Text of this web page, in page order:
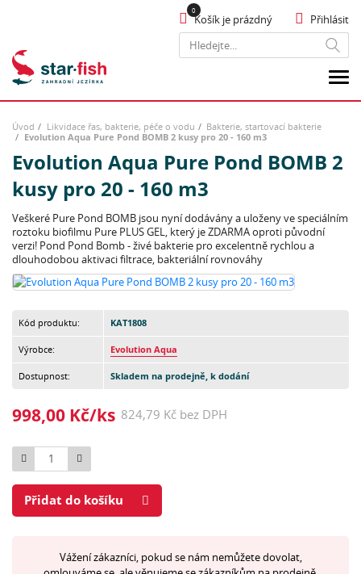
Hledat
Přihlásit
Košík je prázdný
Úvod Likvidace řas, bakterie, péče o vodu
Bakterie, startovací bakterie
Evolution Aqua Pure Pond BOMB 2 kusy pro 20 - 160 m3
Evolution Aqua Pure Pond BOMB 2
kusy pro 20 - 160 m3
Veškeré Pure Pond BOMB jsou nyní dodávány a uloženy ve speciálním
roztoku biofilmu Pure PLUS GEL, který je ZDARMA oproti původní
verzi! Pond Pond Bomb - živé bakterie pro excelentně rychlou a
dlouhodobou aktivaci filtrace, bakteriální rovnováhy
Kód produktu: KAT1808
Výrobce: Evolution Aqua
Dostupnost: Skladem na prodejně, k dodání
998,00 Kč/ks 824,79 Kč bez DPH
Počet
Přidat do košíku
Vážení zákazníci, pokud se nám nemůžete dovolat,